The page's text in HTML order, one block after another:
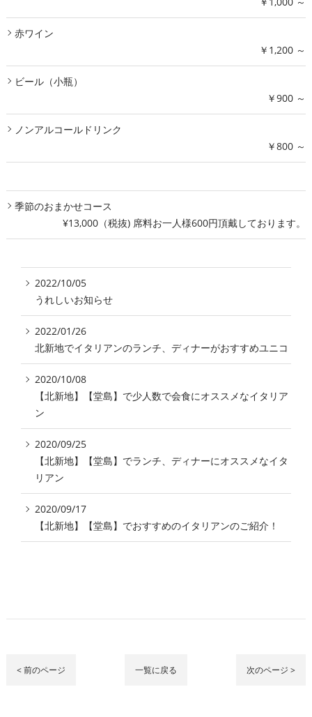
赤ワイン
￥1,200 ～
ビール（小瓶）
￥900 ～
ノンアルコールドリンク
￥800 ～
季節のおまかせコース
¥13,000（税抜) 席料お一人様600円頂戴しております。
2022/10/05
うれしいお知らせ
2022/01/26
北新地でイタリアンのランチ、ディナーがおすすめユニコ
2020/10/08
【北新地】【堂島】で少人数で会食にオススメなイタリア
ン
2020/09/25
【北新地】【堂島】でランチ、ディナーにオススメなイタ
リアン
2020/09/17
【北新地】【堂島】でおすすめのイタリアンのご紹介！
< 前のページ 一覧に戻る 次のページ >